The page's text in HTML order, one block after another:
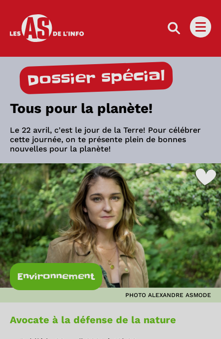
Les as de l'info
Dossier spécial
Tous pour la planète!
Le 22 avril, c'est le jour de la Terre! Pour célébrer
cette journée, on te présente plein de bonnes
nouvelles pour la planète!
Environnement
PHOTO ALEXANDRE ASMODE
Avocate à la défense de la nature